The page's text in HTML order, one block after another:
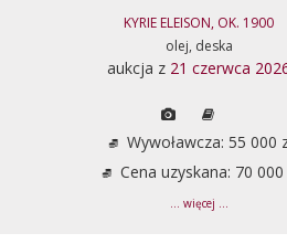
KYRIE ELEISON, OK. 1900
olej, deska
aukcja z 21 czerwca
Wywoławcza: 55 000
Cena uzyskana: 70 000
... więcej ...